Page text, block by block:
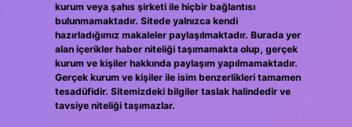
kurum veya şahıs şirketi ile hiçbir bağlantısı
bulunmamaktadır. Sitede yalnızca kendi
hazırladığımız makaleler paylaşılmaktadır. Burada yer
alan içerikler haber niteliği taşımamakta olup, gerçek
kurum ve kişiler hakkında paylaşım yapılmamaktadır.
Gerçek kurum ve kişiler ile isim benzerlikleri tamamen
tesadüfidir. Sitemizdeki bilgiler taslak halindedir ve
tavsiye niteliği taşımazlar.